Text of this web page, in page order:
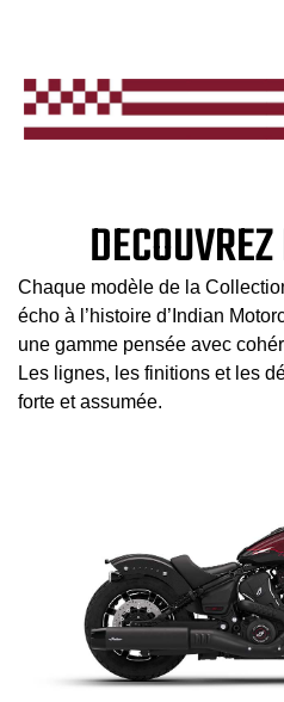
Chaque modèle de la
écho à l’histoire d’Indian
une gamme pensée avec
Les lignes, les finitions et les
forte et assumée.